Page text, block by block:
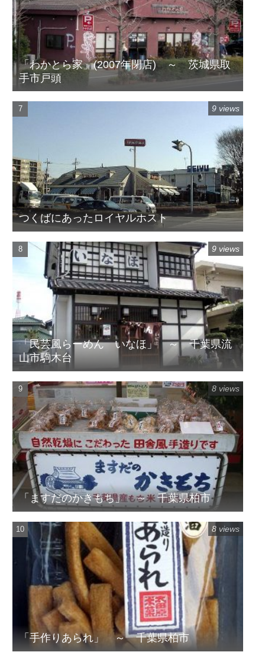
「わかとら家」(2007年閉店) ～ 茨城県取
手市戸頭
つくばにあったロイヤルホスト
9 views
「民芸風らーめん いなほ」 ～ 千葉県流
山市駒木台
9 views
「ますだのかきもち」 ～ 千葉県柏市
8 views
「手作りあられ」 ～ 千葉県柏市
8 views